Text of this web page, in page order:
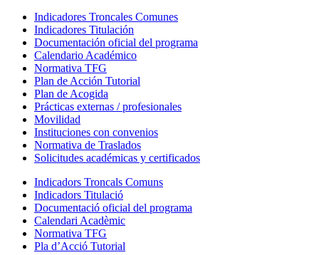
Indicadores Troncales Comunes
Indicadores Titulación
Documentación oficial del programa
Calendario Académico
Normativa TFG
Plan de Acción Tutorial
Plan de Acogida
Prácticas externas / profesionales
Movilidad
Instituciones con convenios
Normativa de Traslados
Solicitudes académicas y certificados
Indicadors Troncals Comuns
Indicadors Titulació
Documentació oficial del programa
Calendari Acadèmic
Normativa TFG
Pla d’Acció Tutorial